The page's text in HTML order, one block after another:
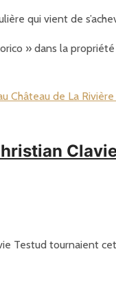
qui vient de
» dans la
Testud tournaient